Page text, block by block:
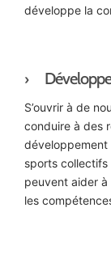
développe la
S’ouvrir à de
conduire à des
développement
sports collectifs
peuvent aider à
les